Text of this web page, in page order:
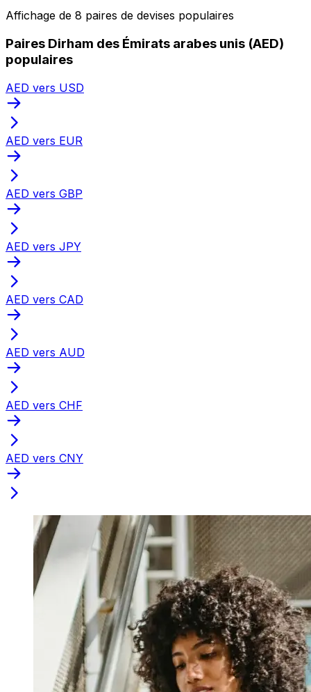
Affichage de 8 paires de devises populaires
Paires Dirham des Émirats arabes unis (AED)
populaires
AED vers USD
AED vers EUR
AED vers GBP
AED vers JPY
AED vers CAD
AED vers AUD
AED vers CHF
AED vers CNY